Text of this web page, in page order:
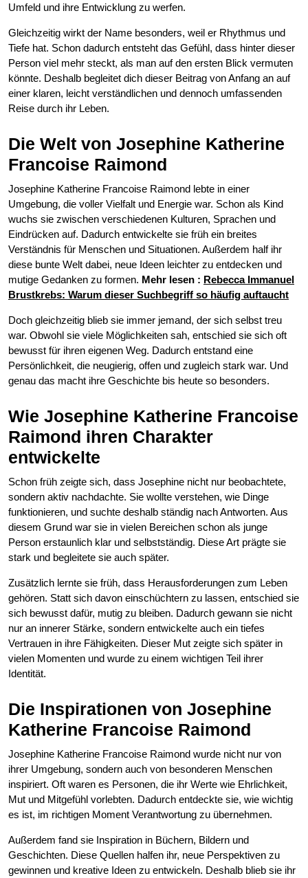
Umfeld und ihre Entwicklung zu werfen.
Gleichzeitig wirkt der Name besonders, weil er Rhythmus und
Tiefe hat. Schon dadurch entsteht das Gefühl, dass hinter dieser
Person viel mehr steckt, als man auf den ersten Blick vermuten
könnte. Deshalb begleitet dich dieser Beitrag von Anfang an auf
einer klaren, leicht verständlichen und dennoch umfassenden
Reise durch ihr Leben.
Die Welt von Josephine Katherine
Francoise Raimond
Josephine Katherine Francoise Raimond lebte in einer
Umgebung, die voller Vielfalt und Energie war. Schon als Kind
wuchs sie zwischen verschiedenen Kulturen, Sprachen und
Eindrücken auf. Dadurch entwickelte sie früh ein breites
Verständnis für Menschen und Situationen. Außerdem half ihr
diese bunte Welt dabei, neue Ideen leichter zu entdecken und
mutige Gedanken zu formen. Mehr lesen : Rebecca Immanuel
Brustkrebs: Warum dieser Suchbegriff so häufig auftaucht
Doch gleichzeitig blieb sie immer jemand, der sich selbst treu
war. Obwohl sie viele Möglichkeiten sah, entschied sie sich oft
bewusst für ihren eigenen Weg. Dadurch entstand eine
Persönlichkeit, die neugierig, offen und zugleich stark war. Und
genau das macht ihre Geschichte bis heute so besonders.
Wie Josephine Katherine Francoise
Raimond ihren Charakter
entwickelte
Schon früh zeigte sich, dass Josephine nicht nur beobachtete,
sondern aktiv nachdachte. Sie wollte verstehen, wie Dinge
funktionieren, und suchte deshalb ständig nach Antworten. Aus
diesem Grund war sie in vielen Bereichen schon als junge
Person erstaunlich klar und selbstständig. Diese Art prägte sie
stark und begleitete sie auch später.
Zusätzlich lernte sie früh, dass Herausforderungen zum Leben
gehören. Statt sich davon einschüchtern zu lassen, entschied sie
sich bewusst dafür, mutig zu bleiben. Dadurch gewann sie nicht
nur an innerer Stärke, sondern entwickelte auch ein tiefes
Vertrauen in ihre Fähigkeiten. Dieser Mut zeigte sich später in
vielen Momenten und wurde zu einem wichtigen Teil ihrer
Identität.
Die Inspirationen von Josephine
Katherine Francoise Raimond
Josephine Katherine Francoise Raimond wurde nicht nur von
ihrer Umgebung, sondern auch von besonderen Menschen
inspiriert. Oft waren es Personen, die ihr Werte wie Ehrlichkeit,
Mut und Mitgefühl vorlebten. Dadurch entdeckte sie, wie wichtig
es ist, im richtigen Moment Verantwortung zu übernehmen.
Außerdem fand sie Inspiration in Büchern, Bildern und
Geschichten. Diese Quellen halfen ihr, neue Perspektiven zu
gewinnen und kreative Ideen zu entwickeln. Deshalb blieb sie ihr